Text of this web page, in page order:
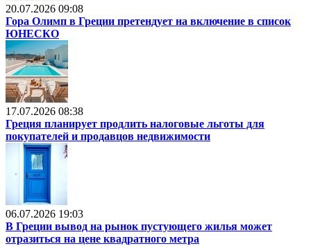
20.07.2026 09:08
Гора Олимп в Греции претендует на включение в список
ЮНЕСКО
17.07.2026 08:38
Греция планирует продлить налоговые льготы для
покупателей и продавцов недвижимости
06.07.2026 19:03
В Греции вывод на рынок пустующего жилья может
отразиться на цене квадратного метра